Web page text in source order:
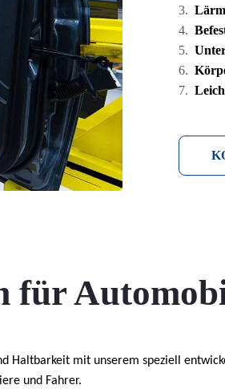
für
Haltbarkeit mit unserem speziell
und Fahrer.